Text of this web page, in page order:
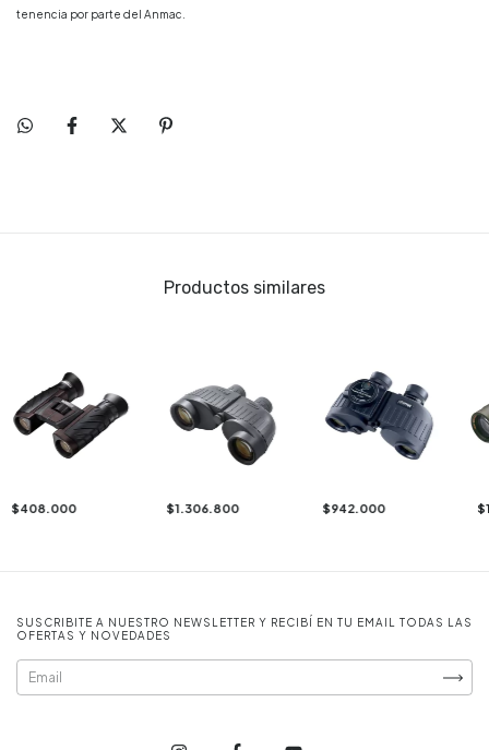
tenencia por parte del Anmac.
Productos similares
$408.000 $1.306.800 $942.000
SUSCRIBITE A NUESTRO NEWSLETTER Y RECIBÍ EN TU EMAIL TODAS LAS
OFERTAS Y NOVEDADES